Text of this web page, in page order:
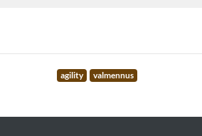
agility valmennus